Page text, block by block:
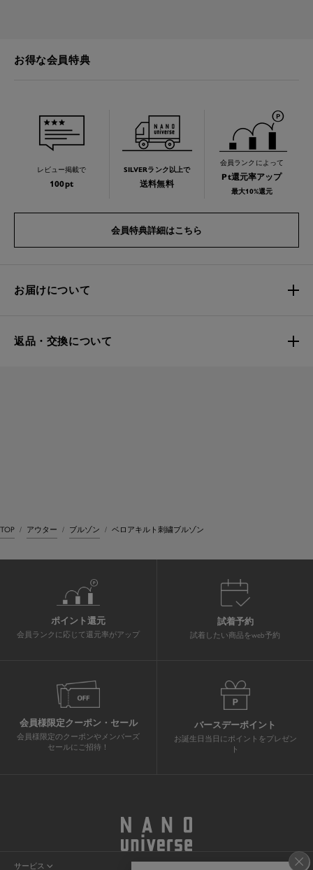
お得な会員特典
レビュー掲載で
100pt
SILVERランク以上で
送料無料
会員ランクによって
Pt還元率アップ
最大10%還元
会員特典詳細はこちら
お届けについて
返品・交換について
TOP アウター ブルゾン ベロアキルト刺繍ブルゾン
ポイント還元
会員ランクに応じて還元率がアップ
試着予約
試着したい商品をweb予約
会員様限定クーポン・セール
会員様限定のクーポンやメンバーズ
セールにご招待！
バースデーポイント
お誕生日当日にポイントをプレゼン
ト
サービス